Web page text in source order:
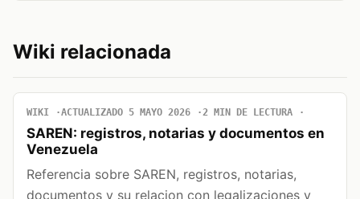
Wiki relacionada
WIKI ACTUALIZADO 5 MAYO 2026 2 MIN DE LECTURA
SAREN: registros, notarias y documentos en
Venezuela
Referencia sobre SAREN, registros, notarias,
documentos y su relacion con legalizaciones y